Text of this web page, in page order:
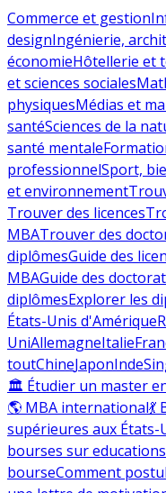
Commerce et gestion
designIngénierie,
économieHôtellerie et
et sciences sociales
physiquesMédias et
santéSciences de la
santé mentale
professionnelSport,
et environnement
Trouver des licences
MBATrouver des
diplômesGuide des
MBAGuide des
diplômesExplorer les
États-Unis d'Amérique
UniAllemagneItalie
toutChineJaponInde
🏛 Étudier un master
🌎 MBA international
supérieures aux États-
bourses sur
bourseComment